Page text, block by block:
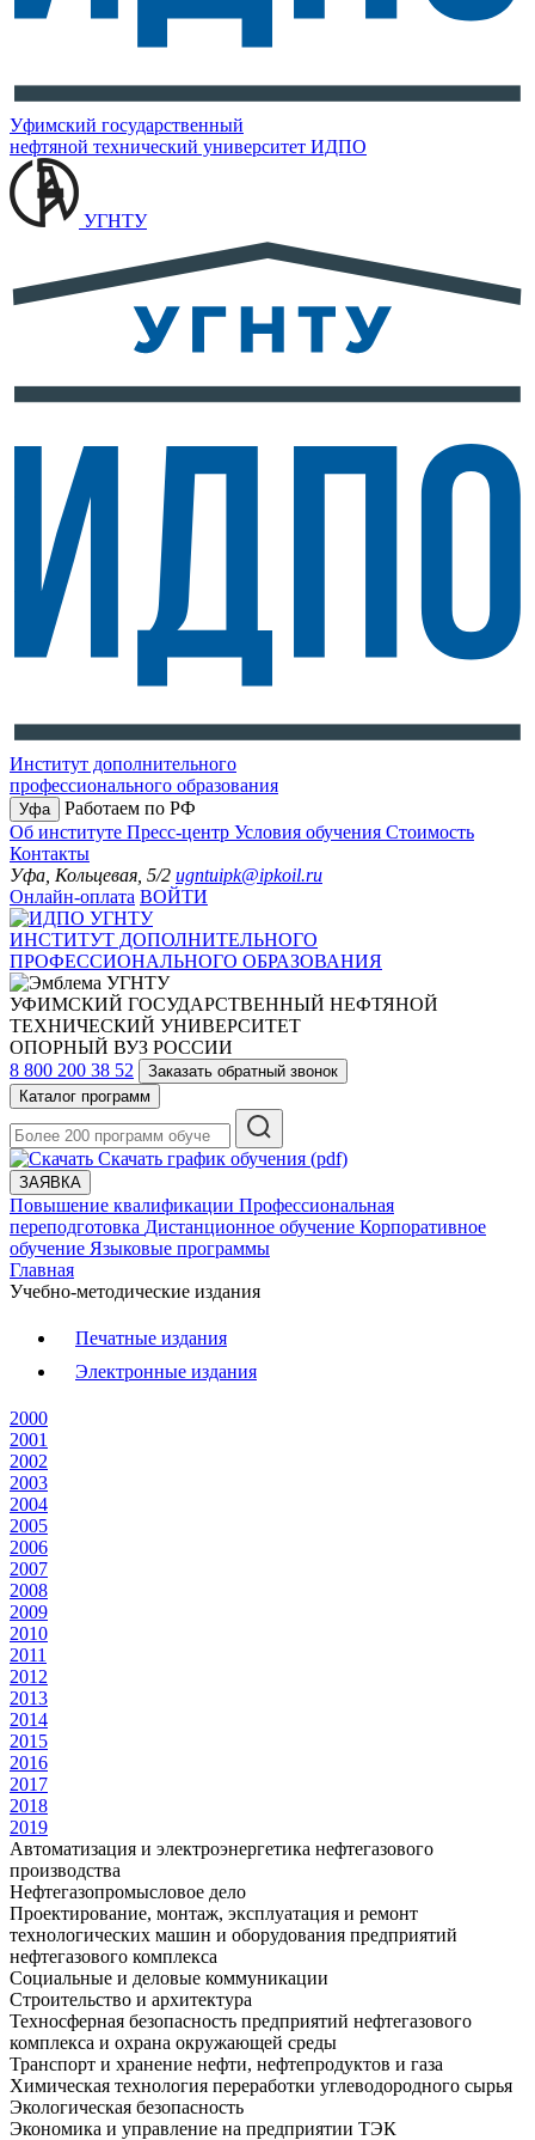
Уфимский государственный
нефтяной технический университет ИДПО
УГНТУ
Институт дополнительного
профессионального образования
Уфа
Работаем по РФ
Об институте Пресс-центр Условия обучения Стоимость
Контакты
Уфа, Кольцевая, 5/2 ugntuipk@ipkoil.ru
Онлайн-оплата ВОЙТИ
ИНСТИТУТ ДОПОЛНИТЕЛЬНОГО
ПРОФЕССИОНАЛЬНОГО ОБРАЗОВАНИЯ
УФИМСКИЙ ГОСУДАРСТВЕННЫЙ НЕФТЯНОЙ
ТЕХНИЧЕСКИЙ УНИВЕРСИТЕТ
ОПОРНЫЙ ВУЗ РОССИИ
8 800 200 38 52
Заказать обратный звонок
Каталог программ
Скачать график обучения (pdf)
ЗАЯВКА
Повышение квалификации Профессиональная
переподготовка Дистанционное обучение Корпоративное
обучение Языковые программы
Главная
Учебно-методические издания
Печатные издания
Электронные издания
2000
2001
2002
2003
2004
2005
2006
2007
2008
2009
2010
2011
2012
2013
2014
2015
2016
2017
2018
2019
Автоматизация и электроэнергетика нефтегазового
производства
Нефтегазопромысловое дело
Проектирование, монтаж, эксплуатация и ремонт
технологических машин и оборудования предприятий
нефтегазового комплекса
Социальные и деловые коммуникации
Строительство и архитектура
Техносферная безопасность предприятий нефтегазового
комплекса и охрана окружающей среды
Транспорт и хранение нефти, нефтепродуктов и газа
Химическая технология переработки углеводородного сырья
Экологическая безопасность
Экономика и управление на предприятии ТЭК